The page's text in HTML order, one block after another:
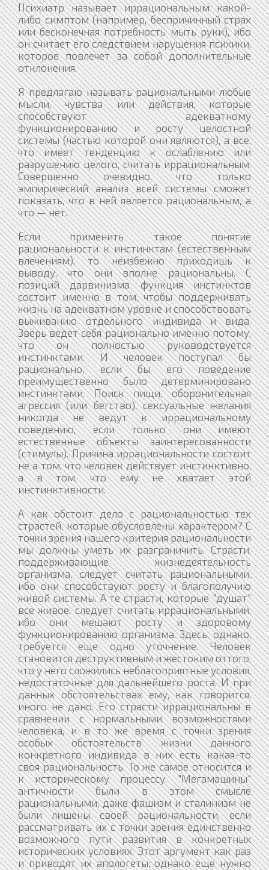
Психиатр называет иррациональным какой-
либо симптом (например, беспричинный страх
или бесконечная потребность мыть руки), ибо
он считает его следствием нарушения психики,
которое повлечет за собой дополнительные
отклонения.
Я предлагаю называть рациональными любые
мысли, чувства или действия, которые
способствуют адекватному
функционированию и росту целостной
системы (частью которой они являются), а все,
что имеет тенденцию к ослаблению или
разрушению целого, считать иррациональным.
Совершенно очевидно, что только
эмпирический анализ всей системы сможет
показать, что в ней является рациональным, а
что — нет.
Если применить такое понятие
рациональности к инстинктам (естественным
влечениям), то неизбежно приходишь к
выводу, что они вполне рациональны. С
позиций дарвинизма функция инстинктов
состоит именно в том, чтобы поддерживать
жизнь на адекватном уровне и способствовать
выживанию отдельного индивида и вида.
Зверь ведет себя рационально именно потому,
что он полностью руководствуется
инстинктами. И человек поступал бы
рационально, если бы его поведение
преимущественно было детерминировано
инстинктами. Поиск пищи, оборонительная
агрессия (или бегство), сексуальные желания
никогда не ведут к иррациональному
поведению, если только они имеют
естественные объекты заинтересованности
(стимулы). Причина иррациональности состоит
не а том, что человек действует инстинктивно,
а в том, что ему не хватает этой
инстинктивности.
А как обстоит дело с рациональностью тех
страстей, которые обусловлены характером? С
точки зрения нашего критерия рациональности
мы должны уметь их разграничить. Страсти,
поддерживающие жизнедеятельность
организма, следует считать рациональными,
ибо они способствуют росту и благополучию
живой системы. А те страсти, которые "душат"
все живое, следует считать иррациональными,
ибо они мешают росту и здоровому
функционированию организма. Здесь, однако,
требуется еще одно уточнение. Человек
становится деструктивным и жестоким оттого,
что у него сложились неблагоприятные условия,
недостаточные для дальнейшего роста. И при
данных обстоятельствах ему, как говорится,
иного не дано. Его страсти иррациональны в
сравнении с нормальными возможностями
человека, и в то же время с точки зрения
особых обстоятельств жизни данного
конкретного индивида в них есть какая-то
своя рациональность. То же самое относится и
к историческому процессу. "Мегамашины"
античности были в этом смысле
рациональными; даже фашизм и сталинизм не
были лишены своей рациональности, если
рассматривать их с точки зрения единственно
возможного пути развития в конкретных
исторических условиях. Этот аргумент как раз
и приводят их апологеты; однако еще нужно